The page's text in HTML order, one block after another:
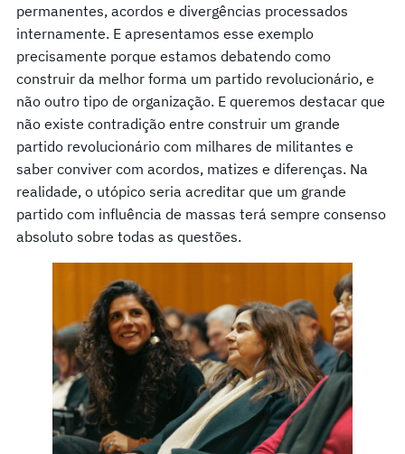
permanentes, acordos e divergências processados
internamente. E apresentamos esse exemplo
precisamente porque estamos debatendo como
construir da melhor forma um partido revolucionário, e
não outro tipo de organização. E queremos destacar que
não existe contradição entre construir um grande
partido revolucionário com milhares de militantes e
saber conviver com acordos, matizes e diferenças. Na
realidade, o utópico seria acreditar que um grande
partido com influência de massas terá sempre consenso
absoluto sobre todas as questões.